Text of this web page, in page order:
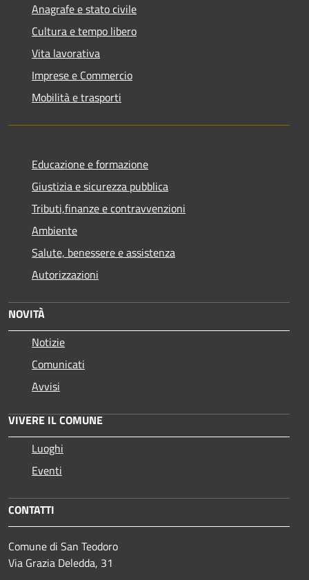
Anagrafe e stato civile
Cultura e tempo libero
Vita lavorativa
Imprese e Commercio
Mobilità e trasporti
Educazione e formazione
Giustizia e sicurezza pubblica
Tributi,finanze e contravvenzioni
Ambiente
Salute, benessere e assistenza
Autorizzazioni
NOVITÀ
Notizie
Comunicati
Avvisi
VIVERE IL COMUNE
Luoghi
Eventi
CONTATTI
Comune di San Teodoro
Via Grazia Deledda, 31